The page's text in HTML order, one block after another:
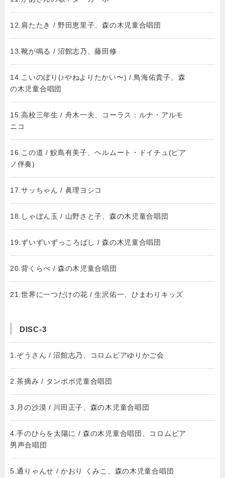
12.肩たたき / 野田恵里子、森の木児童合唱団
13.靴が鳴る / 沼館志乃、藤田修
14.こいのぼり(♪やねよりたかい〜) / 鳥海佑貴子、森
の木児童合唱団
15.高校三年生 / 舟木一夫、コーラス：ルナ・アルモ
ニコ
16.この道 / 鮫島有美子、ヘルムート・ドイチュ(ピア
ノ伴奏)
17.サッちゃん / 眞理ヨシコ
18.しゃぼん玉 / 山野さと子、森の木児童合唱団
19.ずいずいずっころばし / 森の木児童合唱団
20.背くらべ / 森の木児童合唱団
21.世界に一つだけの花 / 生沢佑一、ひまわりキッズ
DISC-3
1.ぞうさん / 沼館志乃、コロムビアゆりかご会
2.茶摘み / タンポポ児童合唱団
3.月の沙漠 / 川田正子、森の木児童合唱団
4.手のひらを太陽に / 森の木児童合唱団、コロムビア
男声合唱団
5.通りゃんせ / かおり くみこ、森の木児童合唱団